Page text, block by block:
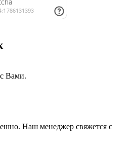
Вами.
Наш менеджер свяжется с